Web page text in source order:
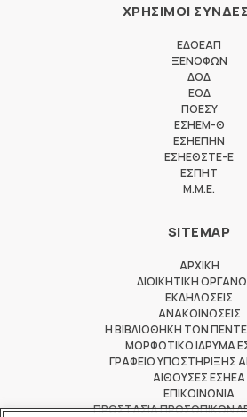
ΧΡΗΣΙΜΟΙ
ΕΔΟΕΑΠ
ΞΕΝΟΦΩΝ
ΔΟΔ
ΕΟΔ
ΠΟΕΣΥ
ΕΣΗΕΜ-Θ
ΕΣΗΕΠΗΝ
ΕΣΗΕΘΣΤΕ-Ε
ΕΣΠΗΤ
M.M.E.
SITEMAP
ΑΡΧΙΚΗ
ΔΙΟΙΚΗΤΙΚΗ
ΕΚΔΗΛΩΣΕΙΣ
ΑΝΑΚΟΙΝΩΣΕΙΣ
Η ΒΙΒΛΙΟΘΗΚΗ ΤΩΝ
ΜΟΡΦΩΤΙΚΟ ΙΔΡΥΜΑ
ΓΡΑΦΕΙΟ ΥΠΟΣΤΗΡΙΞΗΣ
ΑΙΘΟΥΣΕΣ ΕΣΗΕΑ
ΕΠΙΚΟΙΝΩΝΙΑ
ΠΡΟΣΤΑΣΙΑ ΠΡΟΣΩΠΙΚΩΝ